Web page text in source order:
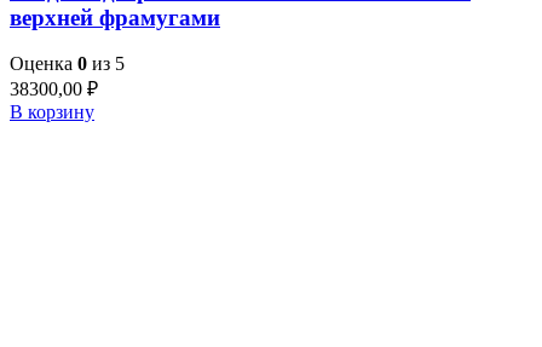
верхней фрамугами
Оценка 0 из 5
38300,00 ₽
В корзину